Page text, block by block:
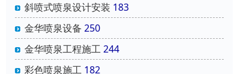
斜喷式喷泉设计安装 183
金华喷泉设备 250
金华喷泉工程施工244
彩色喷泉施工 182